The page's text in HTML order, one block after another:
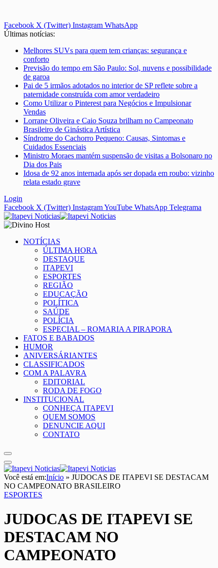
Facebook X (Twitter) Instagram WhatsApp
Últimas notícias:
Melhores SUVs para quem tem crianças: segurança e
conforto
Previsão do tempo em São Paulo: Sol, nuvens e possibilidade
de garoa
Pai de 5 irmãos adotados no interior de SP reflete sobre a
paternidade construída com amor verdadeiro
Como Utilizar o Pinterest para Negócios e Impulsionar
Vendas
Lorrane Oliveira e Caio Souza brilham no Campeonato
Brasileiro de Ginástica Artística
Síndrome do Cachorro Pequeno: Causas, Sintomas e
Cuidados Essenciais
Ministro Moraes mantém suspensão de visitas a Bolsonaro no
Dia dos Pais
Idosa de 92 anos internada após ser dopada em roubo: vizinho
relata estado grave
Login
Facebook X (Twitter) InstagramYouTube WhatsApp Telegrama
NOTÍCIAS
ÚLTIMA HORA
DESTAQUE
ITAPEVI
ESPORTES
REGIÃO
EDUCAÇÃO
POLÍTICA
SAÚDE
POLÍCIA
ESPECIAL – ROMARIA A PIRAPORA
FATOS E BABADOS
HUMOR
ANIVERSÁRIANTES
CLASSIFICADOS
COM A PALAVRA
EDITORIAL
RODA DE FOGO
INSTITUCIONAL
CONHEÇA ITAPEVI
QUEM SOMOS
DENUNCIE AQUI
CONTATO
Você está em:Início » JUDOCAS DE ITAPEVI SE DESTACAM
NO CAMPEONATO BRASILEIRO
ESPORTES
JUDOCAS DE ITAPEVI SE
DESTACAM NO
CAMPEONATO